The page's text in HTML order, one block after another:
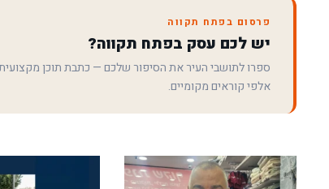
פרסום בפתח תקווה
יש לכם עסק בפתח תקווה?
ספרו לתושבי העיר את הסיפור שלכם — כתבת תוכן
אלפי קוראים מקומיים.